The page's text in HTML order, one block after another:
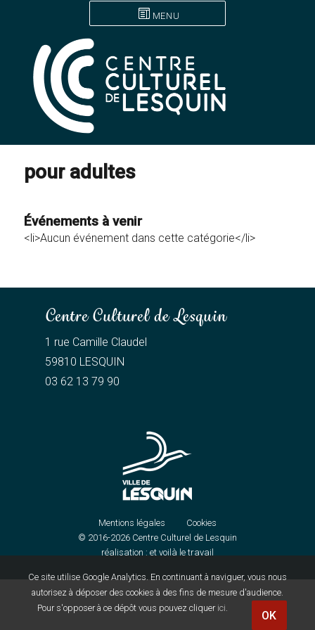
Ce site utilise Google Analytics. En continuant à naviguer, vous nous
autorisez à déposer des cookies à des fins de mesure d'audience.
Pour s'opposer à ce dépôt vous pouvez cliquer ici.
MENU
pour adultes
Événements à venir
<li>Aucun événement dans cette catégorie</li>
Centre Culturel de Lesquin
1 rue Camille Claudel
59810 LESQUIN
03 62 13 79 90
Mentions légales
Cookies
© 2016-2026 Centre Culturel de Lesquin
réalisation : et voilà le travail